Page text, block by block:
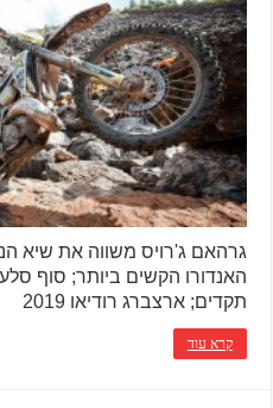
גרהאם ג'רויס משווה את שיא
האנדורו הקשים ביותר; סוף
תקדים; ארצברג רודיאו 2019
קרא עוד